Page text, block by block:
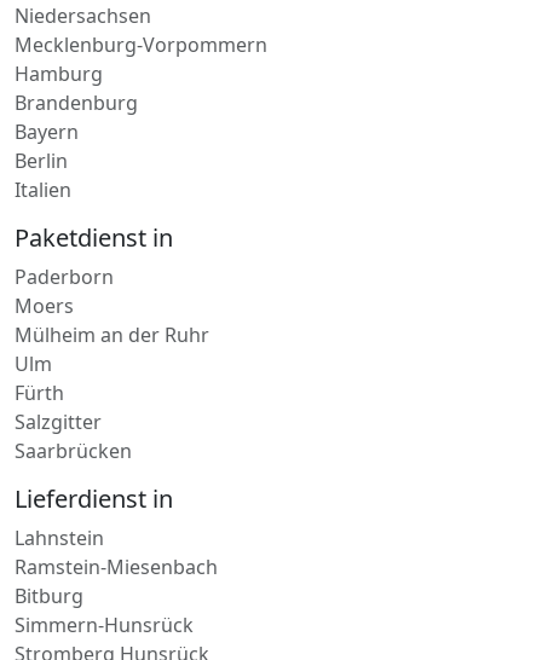
Niedersachsen
Mecklenburg-Vorpommern
Hamburg
Brandenburg
Bayern
Berlin
Italien
Paketdienst in
Paderborn
Moers
Mülheim an der Ruhr
Ulm
Fürth
Salzgitter
Saarbrücken
Lieferdienst in
Lahnstein
Ramstein-Miesenbach
Bitburg
Simmern-Hunsrück
Stromberg Hunsrück